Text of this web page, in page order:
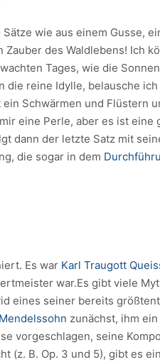
wie aus einem Gusse,
des Waldlebens! Ich
Tages, wie die
reine Idylle, belausche
Schwärmen und Flüstern
eine Perle, aber es ist eine
dann der letzte Satz mit
die sogar in dem
Es war Karl Traugott
war.Es gibt viele
eines seiner bereits
zunächst, ihm
vorgeschlagen, seine
(z. B. Op. 3 und 5), gibt es